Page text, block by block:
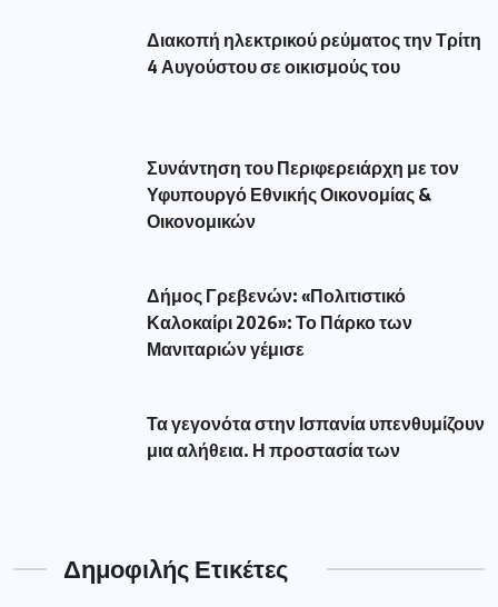
Διακοπή ηλεκτρικού ρεύματος την Τρίτη
4 Αυγούστου σε οικισμούς του
Συνάντηση του Περιφερειάρχη με τον
Υφυπουργό Εθνικής Οικονομίας &
Οικονομικών
Δήμος Γρεβενών: «Πολιτιστικό
Καλοκαίρι 2026»: Το Πάρκο των
Μανιταριών γέμισε
Τα γεγονότα στην Ισπανία υπενθυμίζουν
μια αλήθεια. Η προστασία των
Δημοφιλής Ετικέτες